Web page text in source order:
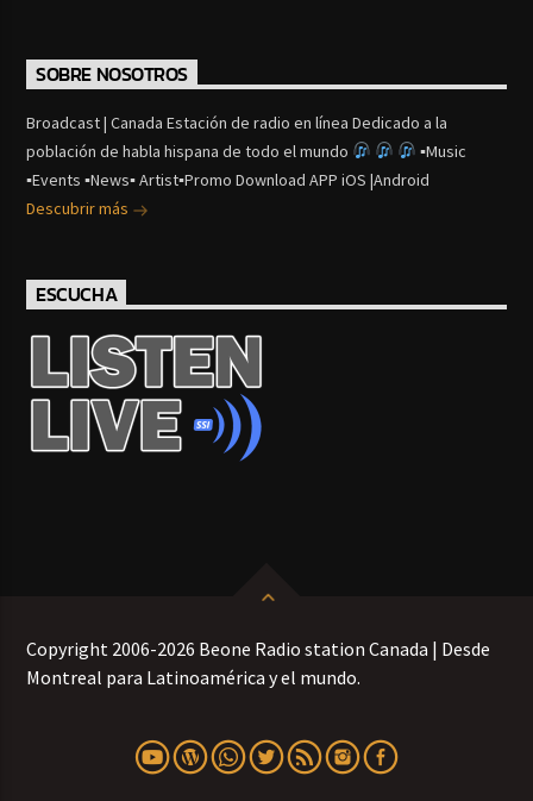
SOBRE NOSOTROS
Broadcast | Canada Estación de radio en línea Dedicado a la
población de habla hispana de todo el mundo
▪Music
▪Events ▪News▪ Artist▪Promo Download APP iOS |Android
Descubrir más
ESCUCHA
Copyright 2006-2026 Beone Radio station Canada | Desde
Montreal para Latinoamérica y el mundo.